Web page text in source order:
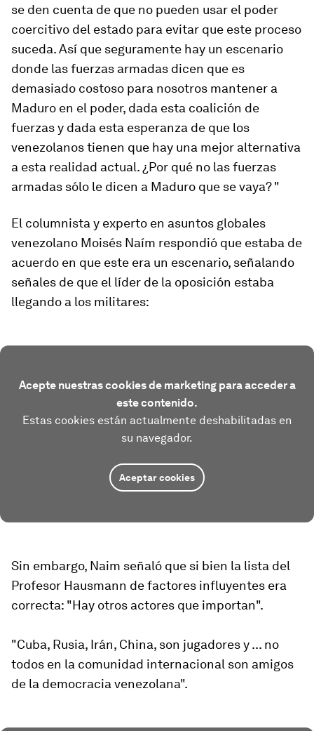
se den cuenta de que no pueden usar el poder
coercitivo del estado para evitar que este proceso
suceda. Así que seguramente hay un escenario
donde las fuerzas armadas dicen que es
demasiado costoso para nosotros mantener a
Maduro en el poder, dada esta coalición de
fuerzas y dada esta esperanza de que los
venezolanos tienen que hay una mejor alternativa
a esta realidad actual. ¿Por qué no las fuerzas
armadas sólo le dicen a Maduro que se vaya? "
El columnista y experto en asuntos globales
venezolano Moisés Naím respondió que estaba de
acuerdo en que este era un escenario, señalando
señales de que el líder de la oposición estaba
llegando a los militares:
Acepte nuestras cookies de marketing para acceder a
este contenido.
Estas cookies están actualmente deshabilitadas en
su navegador.
Aceptar cookies
Sin embargo, Naim señaló que si bien la lista del
Profesor Hausmann de factores influyentes era
correcta: "Hay otros actores que importan".
"Cuba, Rusia, Irán, China, son jugadores y ... no
todos en la comunidad internacional son amigos
de la democracia venezolana".